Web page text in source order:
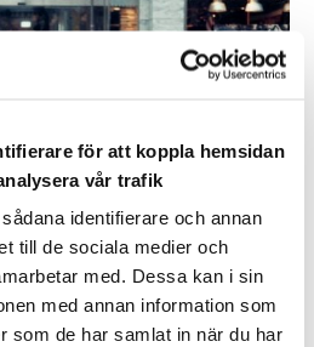
för att koppla hemsidan
vår trafik
identifierare och annan
till de sociala medier och
med. Dessa kan i sin
med annan information som
som de har samlat in när du har